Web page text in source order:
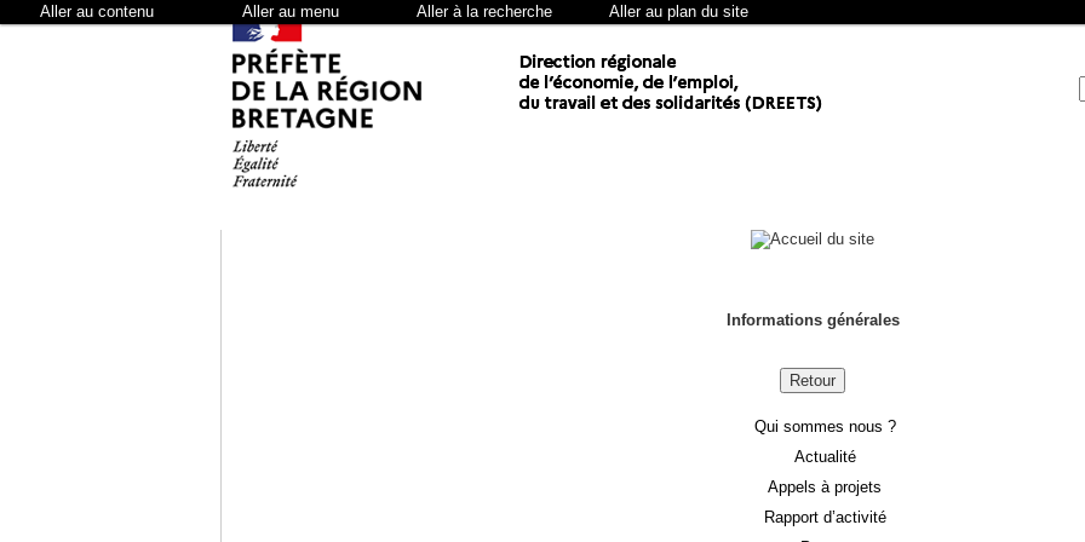
Aller au contenu Aller au menu Aller à la recherche Aller au plan du site
Informations générales
Retour
Qui sommes nous ?
Actualité
Appels à projets
Rapport d’activité